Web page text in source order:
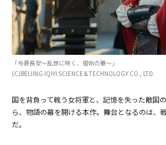
「与晋長安～乱世に咲く、宿命の華～」
(C)BEIJING IQIYI SCIENCE & TECHNOLOGY CO., LTD.
国を背負って戦う女将軍と、記憶を失った敵国
ら、物語の幕を開ける本作。舞台となるのは、
だ。
(C)BEIJING IQIYI SCIENCE & TECHNOLOGY CO., LTD.